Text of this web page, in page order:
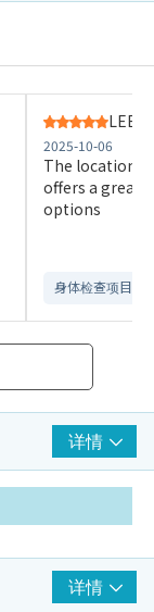
LEE
2025-10-06
The location
offers a great
options
身体检查项目全
详情
详情